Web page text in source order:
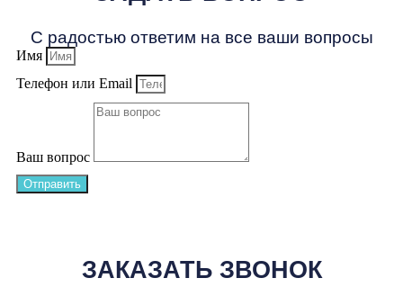
С радостью ответим на все ваши вопросы
Имя
Телефон или Email
Ваш вопрос
Отправить
ЗАКАЗАТЬ ЗВОНОК